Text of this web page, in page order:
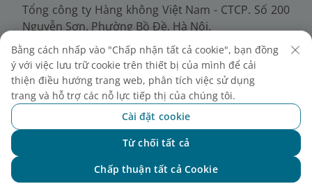
Tổng công ty Hàng không Việt Nam - CTCP. Số 200
Nguyễn Sơn, Phường Bồ Đề, Hà Nội.
Điện thoại: (+84-24) 38272289. Fax: (+84-24)
38722375
Giấy chứng nhận đăng ký doanh nghiệp, mã số
doanh nghiệp 0100107518, đăng ký lần đầu ngày
30/6/2010, đăng ký thay đổi lần thứ 10 ngày
24/7/2025, cấp bởi Sở Tài chính Thành phố Hà Nội.
Bằng cách nhấp vào "Chấp nhận tất cả cookie", bạn đồng
ý với việc lưu trữ cookie trên thiết bị của mình để cải
thiện điều hướng trang web, phân tích việc sử dụng
trang và hỗ trợ các nỗ lực tiếp thị của chúng tôi.
Cài đặt cookie
Từ chối tất cả
Chấp thuận tất cả Cookie